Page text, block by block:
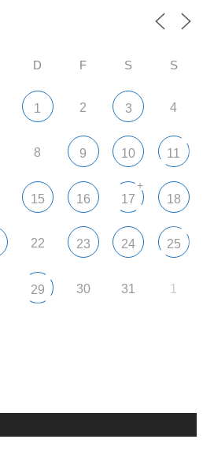
D F S S
1 2 3 4
8 9 10 11
15 16 17
+
18
22 23 24 25
29 30 31 1